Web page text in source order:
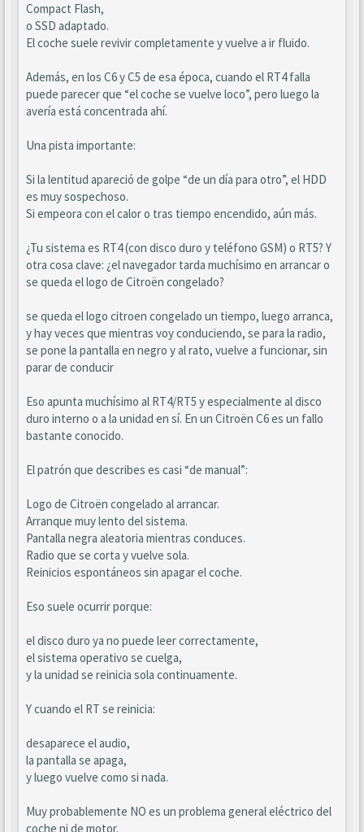
Compact Flash,
o SSD adaptado.
El coche suele revivir completamente y vuelve a ir fluido.
Además, en los C6 y C5 de esa época, cuando el RT4 falla
puede parecer que “el coche se vuelve loco”, pero luego la
avería está concentrada ahí.
Una pista importante:
Si la lentitud apareció de golpe “de un día para otro”, el HDD
es muy sospechoso.
Si empeora con el calor o tras tiempo encendido, aún más.
¿Tu sistema es RT4 (con disco duro y teléfono GSM) o RT5? Y
otra cosa clave: ¿el navegador tarda muchísimo en arrancar o
se queda el logo de Citroën congelado?
se queda el logo citroen congelado un tiempo, luego arranca,
y hay veces que mientras voy conduciendo, se para la radio,
se pone la pantalla en negro y al rato, vuelve a funcionar, sin
parar de conducir
Eso apunta muchísimo al RT4/RT5 y especialmente al disco
duro interno o a la unidad en sí. En un Citroën C6 es un fallo
bastante conocido.
El patrón que describes es casi “de manual”:
Logo de Citroën congelado al arrancar.
Arranque muy lento del sistema.
Pantalla negra aleatoria mientras conduces.
Radio que se corta y vuelve sola.
Reinicios espontáneos sin apagar el coche.
Eso suele ocurrir porque:
el disco duro ya no puede leer correctamente,
el sistema operativo se cuelga,
y la unidad se reinicia sola continuamente.
Y cuando el RT se reinicia:
desaparece el audio,
la pantalla se apaga,
y luego vuelve como si nada.
Muy probablemente NO es un problema general eléctrico del
coche ni de motor.